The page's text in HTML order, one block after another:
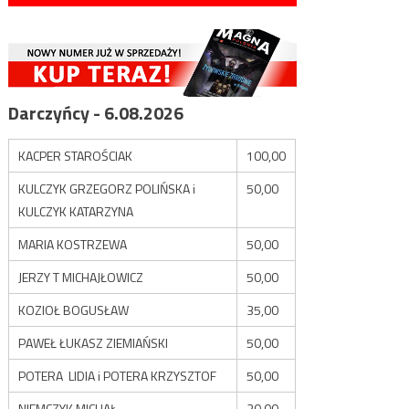
Darczyńcy - 6.08.2026
KACPER STAROŚCIAK
100,00
KULCZYK GRZEGORZ POLIŃSKA i
KULCZYK KATARZYNA
50,00
MARIA KOSTRZEWA
50,00
JERZY T MICHAJŁOWICZ
50,00
KOZIOŁ BOGUSŁAW
35,00
PAWEŁ ŁUKASZ ZIEMIAŃSKI
50,00
POTERA LIDIA i POTERA KRZYSZTOF
50,00